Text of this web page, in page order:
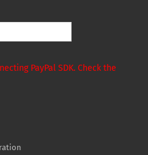
PayPal SDK. Check the